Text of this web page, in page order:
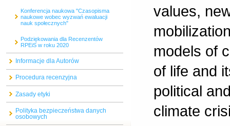
Konferencja naukowa "Czasopisma
naukowe wobec wyzwań ewaluacji
nauk społecznych"
Podziękowania dla Recenzentów
RPEiS w roku 2020
Informacje dla Autorów
Procedura recenzyjna
Zasady etyki
Polityka bezpieczeństwa danych
osobowych
values,
models of
of life and
political
climate